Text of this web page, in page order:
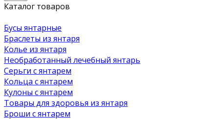
Каталог товаров
Бусы янтарные
Браслеты из янтаря
Колье из янтаря
Необработанный лечебный янтарь
Серьги с янтарем
Кольца с янтарем
Кулоны с янтарем
Товары для здоровья из янтаря
Броши с янтарем